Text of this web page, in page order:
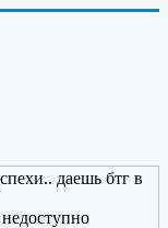
объехать по
пойдешь в
даешь бтг в